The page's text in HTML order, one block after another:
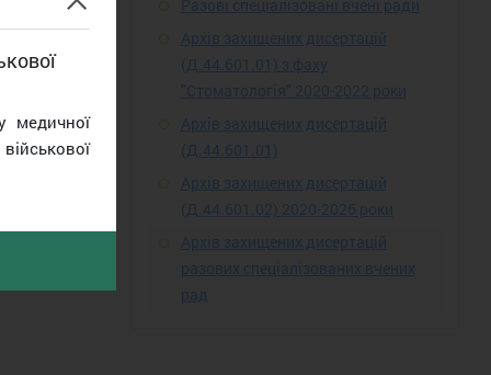
Разові спеціалізовані вчені ради
Архів захищених дисертацій
(Д.44.601.01) з фаху
"Стоматологія" 2020-2022 роки
Архів захищених дисертацій
(Д.44.601.01)
Архів захищених дисертацій
(Д.44.601.02) 2020-2026 роки
Архів захищених дисертацій
разових спеціалізованих вчених
рад
медичної